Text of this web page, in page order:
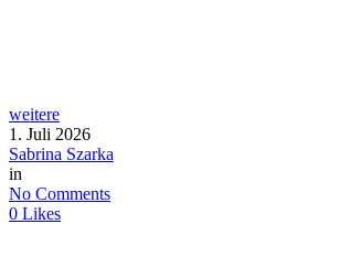
weitere
1. Juli 2026
Sabrina Szarka
in
No Comments
0 Likes